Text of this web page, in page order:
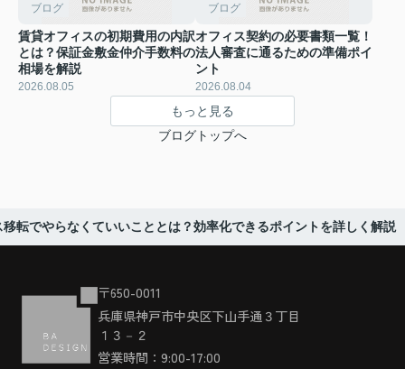
ブログ
賃貸オフィスの初期費用の内訳
とは？保証金敷金仲介手数料の
相場を解説
2026.08.05
ブログ
オフィス契約の必要書類一覧！
法人審査に通るための準備ポイ
ント
2026.08.04
もっと見る
ブログトップへ
移転でやらなくていいこととは？効率化できるポイントを詳しく解説
〒650-0011
兵庫県神戸市中央区下山手通３丁目
１３－２
営業時間：9:00-17:00